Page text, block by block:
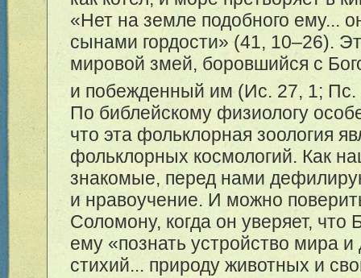
«Нет на земле подобного ему...
сынами гордости» (41, 10–26).
мировой змей, боровшийся с
и побежденный им (Ис. 27, 1; Пc.
По библейскому физиологу
что эта фольклорная зоология
фольклорных космологий. Как
знакомые, перед нами
и нравоучение. И можно
Соломону, когда он уверяет, что
ему «познать устройство мира и
стихий... природу животных и